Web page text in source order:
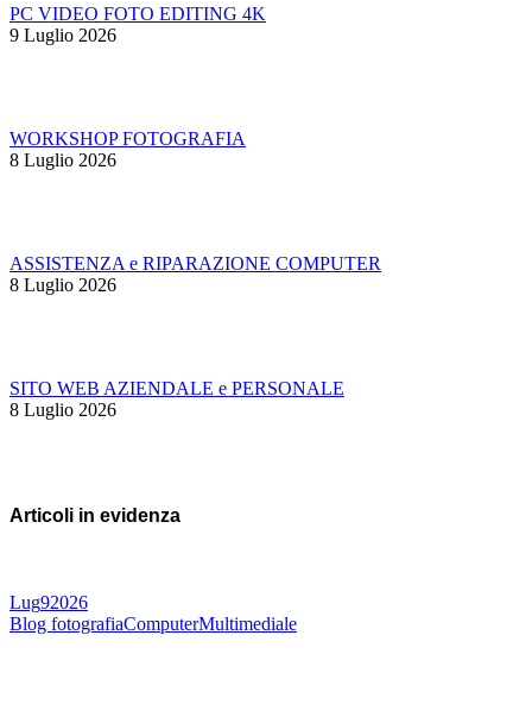
PC VIDEO FOTO EDITING 4K
9 Luglio 2026
WORKSHOP FOTOGRAFIA
8 Luglio 2026
ASSISTENZA e RIPARAZIONE COMPUTER
8 Luglio 2026
SITO WEB AZIENDALE e PERSONALE
8 Luglio 2026
Articoli in evidenza
Lug92026
Blog fotografiaComputerMultimediale